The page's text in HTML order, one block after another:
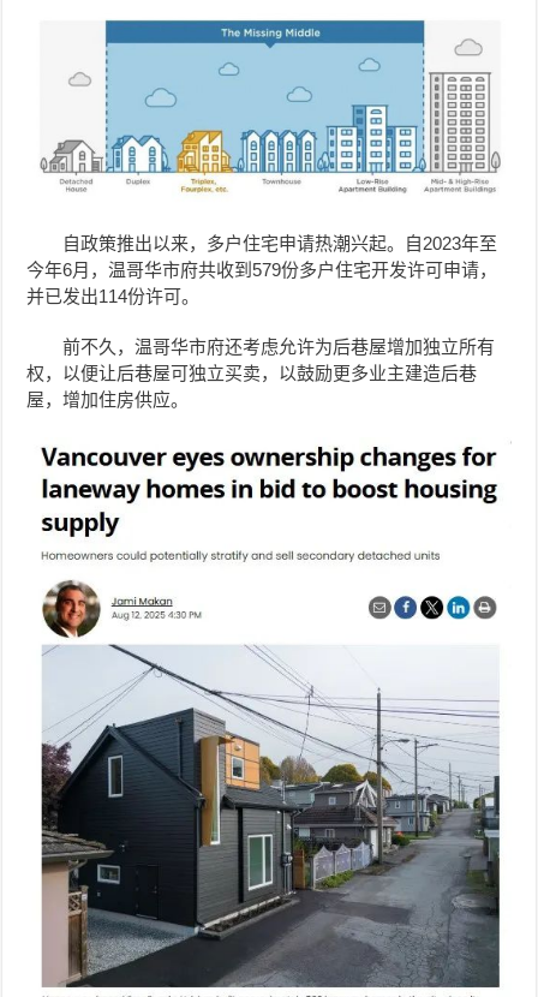
自政策推出以来，多户住宅申请热潮兴起。自2023年至
今年6月，温哥华市府共收到579份多户住宅开发许可申请，
并已发出114份许可。
前不久，温哥华市府还考虑允许为后巷屋增加独立所有
权，以便让后巷屋可独立买卖，以鼓励更多业主建造后巷
屋，增加住房供应。